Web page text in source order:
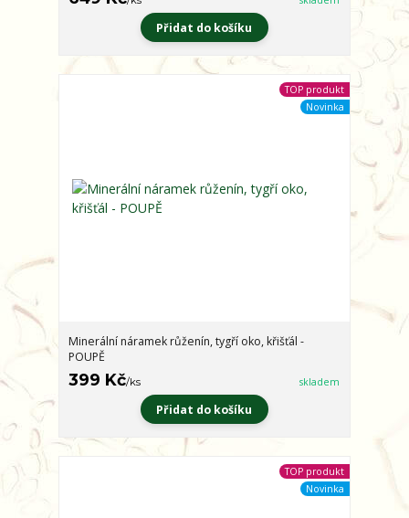
Přidat do košíku
TOP produkt
Novinka
Minerální náramek růženín, tygří oko, křišťál -
POUPĚ
399 Kč/ks skladem
Přidat do košíku
TOP produkt
Novinka